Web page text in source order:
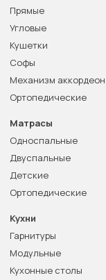
Прямые
Угловые
Кушетки
Софы
Механизм аккордеон
Ортопедические
Матрасы
Односпальные
Двуспальные
Детские
Ортопедические
Кухни
Гарнитуры
Модульные
Кухонные столы